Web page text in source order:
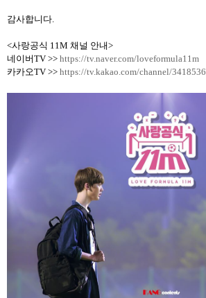
감사합니다.
<사랑공식 11M 채널 안내>
네이버TV >> https://tv.naver.com/loveformula11m
카카오TV >> https://tv.kakao.com/channel/3418536